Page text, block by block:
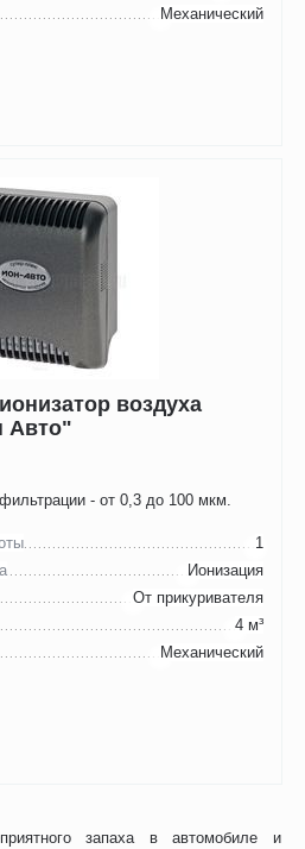
запаха в автомобиле и
Механический
воздуха
Авто"
- от 0,3 до 100 мкм.
1
Ионизация
От прикуривателя
4 м³
Механический